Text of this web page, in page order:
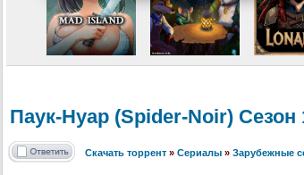
Паук-Нуар (Spider-Noir) Сезон
Скачать торрент » Сериалы » Зарубежные